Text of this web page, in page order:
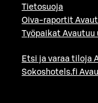
Tietosuoja
Oiva-raportit
Työpaikat Avautuu
Etsi ja varaa tiloja
Sokoshotels.fi